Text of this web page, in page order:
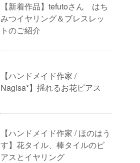
【新着作品】tefutoさん はち
みつイヤリング＆ブレスレッ
トのご紹介
【ハンドメイド作家 /
Nagisa*】揺れるお花ピアス
【ハンドメイド作家 / ほのはう
す】花タイル、棒タイルのピ
アスとイヤリング